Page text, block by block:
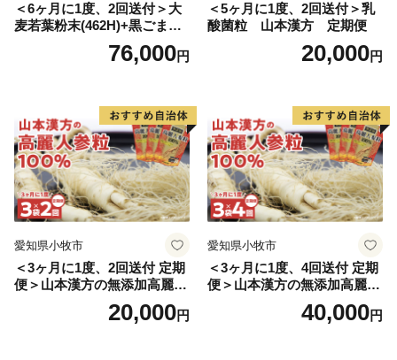
＜6ヶ月に1度、2回送付＞大
麦若葉粉末(462H)+黒ごま黒
豆きな粉+ 糖流茶 山本漢
76,000円
＜5ヶ月に1度、2回送付＞乳
酸菌粒 山本漢方 定期便
20,000円
愛知県小牧市
＜3ヶ月に1度、2回送付 定期
便＞山本漢方の無添加高麗人
20,000円
愛知県小牧市
＜3ヶ月に1度、4回送付 定期
便＞山本漢方の無添加高麗人
40,000円